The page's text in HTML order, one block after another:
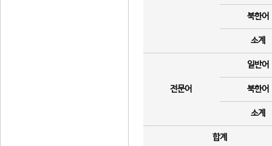
북한어
소계
전문어
일반어
북한어
소계
합계